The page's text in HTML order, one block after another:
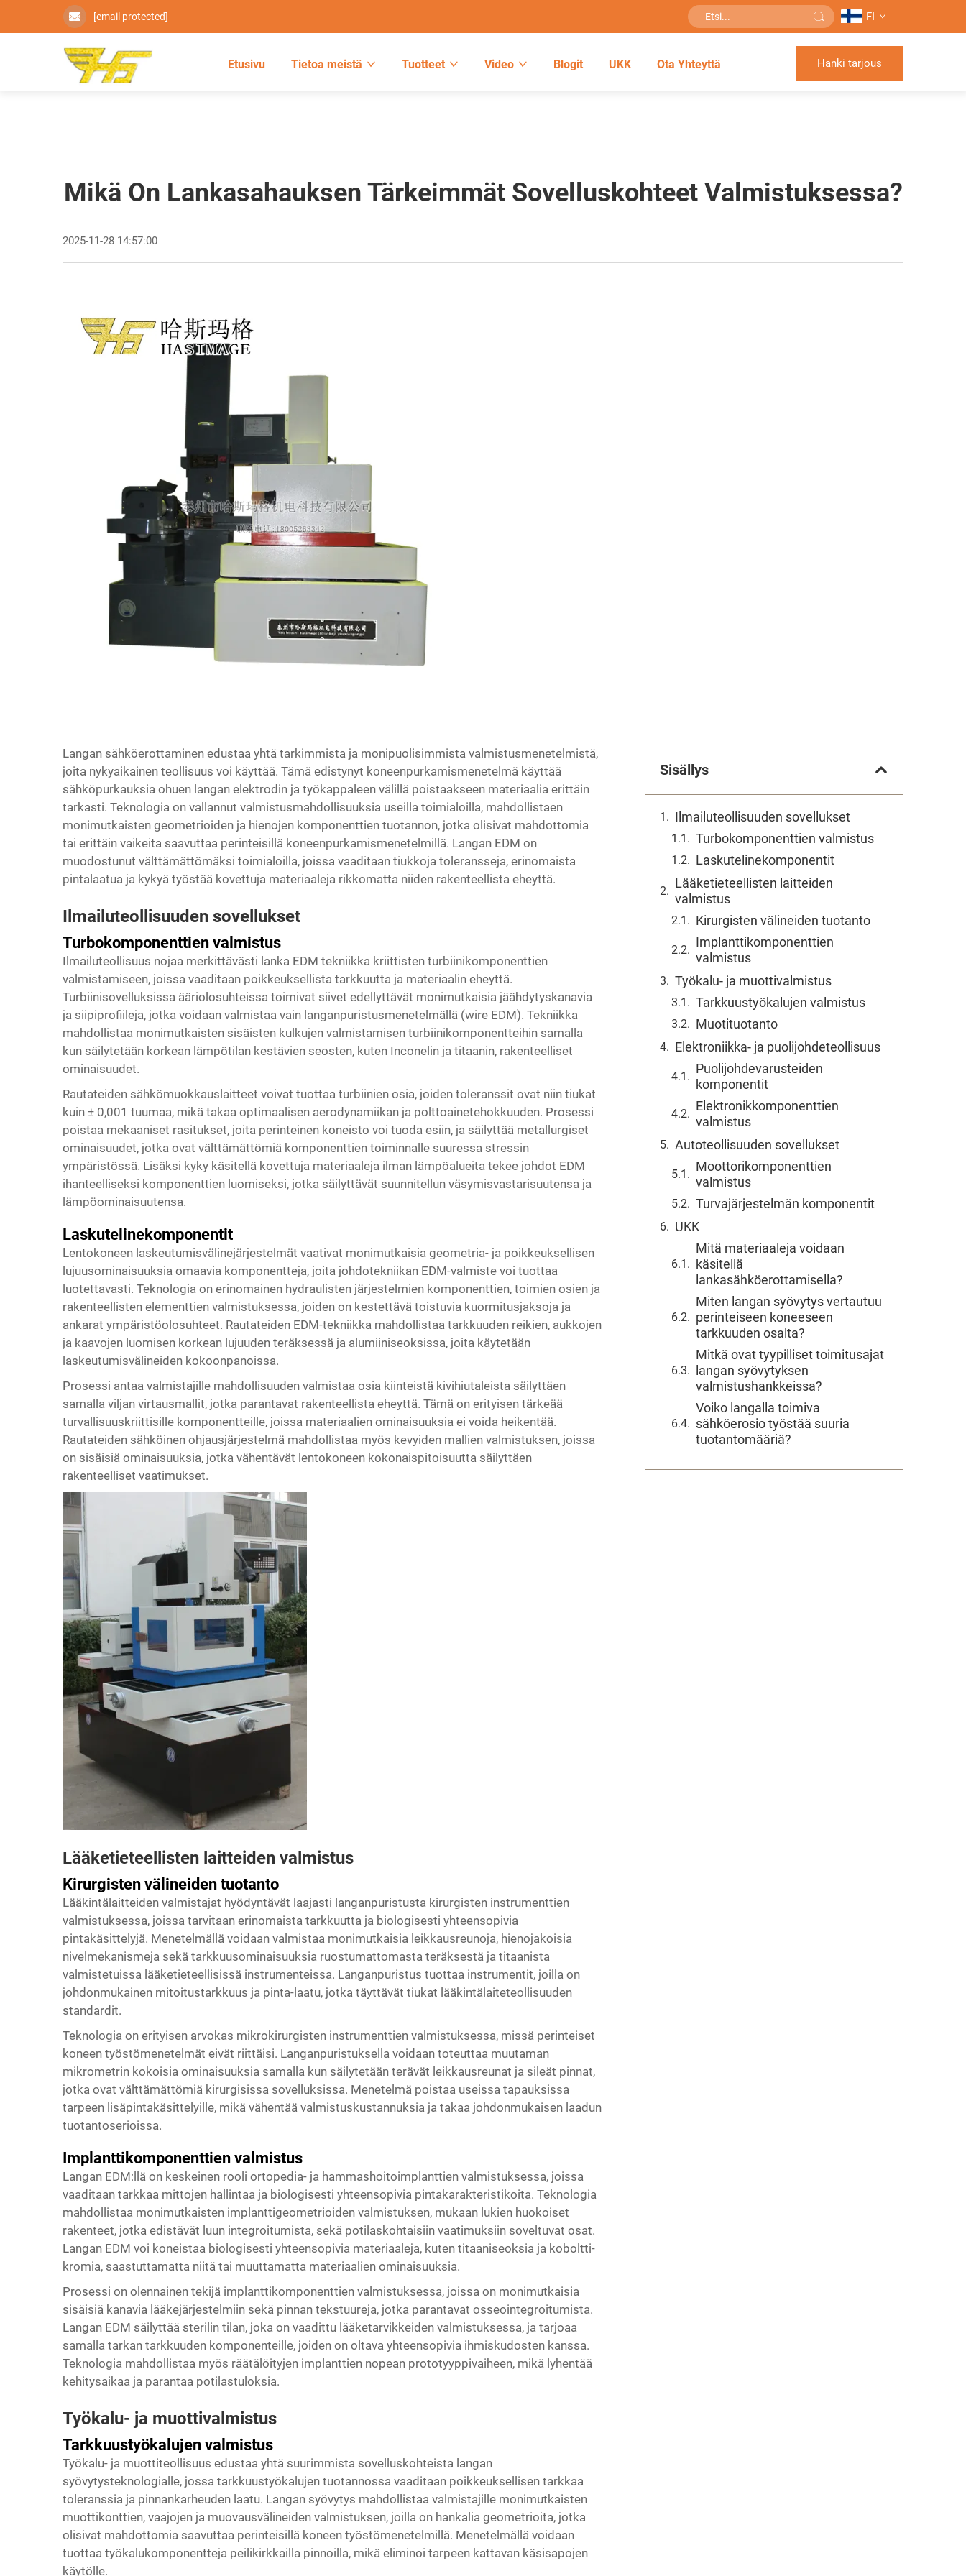
[email protected] FI
Etusivu Tietoa meistä Tuotteet Video Blogit UKK Ota Yhteyttä Hanki tarjous
Mikä On Lankasahauksen Tärkeimmät Sovelluskohteet Valmistuksessa?
2025-11-28 14:57:00
Langan sähköerottaminen edustaa yhtä tarkimmista ja monipuolisimmista valmistusmenetelmistä,
joita nykyaikainen teollisuus voi käyttää. Tämä edistynyt koneenpurkamismenetelmä käyttää
sähköpurkauksia ohuen langan elektrodin ja työkappaleen välillä poistaakseen materiaalia erittäin
tarkasti. Teknologia on vallannut valmistusmahdollisuuksia useilla toimialoilla, mahdollistaen
monimutkaisten geometrioiden ja hienojen komponenttien tuotannon, jotka olisivat mahdottomia
tai erittäin vaikeita saavuttaa perinteisillä koneenpurkamismenetelmillä. Langan EDM on
muodostunut välttämättömäksi toimialoilla, joissa vaaditaan tiukkoja toleransseja, erinomaista
pintalaatua ja kykyä työstää kovettuja materiaaleja rikkomatta niiden rakenteellista eheyttä.
Ilmailuteollisuuden sovellukset
Turbokomponenttien valmistus
Ilmailuteollisuus nojaa merkittävästi lanka EDM tekniikka kriittisten turbiinikomponenttien
valmistamiseen, joissa vaaditaan poikkeuksellista tarkkuutta ja materiaalin eheyttä.
Turbiinisovelluksissa ääriolosuhteissa toimivat siivet edellyttävät monimutkaisia jäähdytyskanavia
ja siipiprofiileja, jotka voidaan valmistaa vain langanpuristusmenetelmällä (wire EDM). Tekniikka
mahdollistaa monimutkaisten sisäisten kulkujen valmistamisen turbiinikomponentteihin samalla
kun säilytetään korkean lämpötilan kestävien seosten, kuten Inconelin ja titaanin, rakenteelliset
ominaisuudet.
Rautateiden sähkömuokkauslaitteet voivat tuottaa turbiinien osia, joiden toleranssit ovat niin tiukat
kuin ± 0,001 tuumaa, mikä takaa optimaalisen aerodynamiikan ja polttoainetehokkuuden. Prosessi
poistaa mekaaniset rasitukset, joita perinteinen koneisto voi tuoda esiin, ja säilyttää metallurgiset
ominaisuudet, jotka ovat välttämättömiä komponenttien toiminnalle suuressa stressin
ympäristössä. Lisäksi kyky käsitellä kovettuja materiaaleja ilman lämpöalueita tekee johdot EDM
ihanteelliseksi komponenttien luomiseksi, jotka säilyttävät suunnitellun väsymisvastarisuutensa ja
lämpöominaisuutensa.
Laskutelinekomponentit
Lentokoneen laskeutumisvälinejärjestelmät vaativat monimutkaisia geometria- ja poikkeuksellisen
lujuusominaisuuksia omaavia komponentteja, joita johdotekniikan EDM-valmiste voi tuottaa
luotettavasti. Teknologia on erinomainen hydraulisten järjestelmien komponenttien, toimien osien ja
rakenteellisten elementtien valmistuksessa, joiden on kestettävä toistuvia kuormitusjaksoja ja
ankarat ympäristöolosuhteet. Rautateiden EDM-tekniikka mahdollistaa tarkkuuden reikien, aukkojen
ja kaavojen luomisen korkean lujuuden teräksessä ja alumiiniseoksissa, joita käytetään
laskeutumisvälineiden kokoonpanoissa.
Prosessi antaa valmistajille mahdollisuuden valmistaa osia kiinteistä kivihiutaleista säilyttäen
samalla viljan virtausmallit, jotka parantavat rakenteellista eheyttä. Tämä on erityisen tärkeää
turvallisuuskriittisille komponentteille, joissa materiaalien ominaisuuksia ei voida heikentää.
Rautateiden sähköinen ohjausjärjestelmä mahdollistaa myös kevyiden mallien valmistuksen, joissa
on sisäisiä ominaisuuksia, jotka vähentävät lentokoneen kokonaispitoisuutta säilyttäen
rakenteelliset vaatimukset.
Lääketieteellisten laitteiden valmistus
Kirurgisten välineiden tuotanto
Lääkintälaitteiden valmistajat hyödyntävät laajasti langanpuristusta kirurgisten instrumenttien
valmistuksessa, joissa tarvitaan erinomaista tarkkuutta ja biologisesti yhteensopivia
pintakäsittelyjä. Menetelmällä voidaan valmistaa monimutkaisia leikkausreunoja, hienojakoisia
nivelmekanismeja sekä tarkkuusominaisuuksia ruostumattomasta teräksestä ja titaanista
valmistetuissa lääketieteellisissä instrumenteissa. Langanpuristus tuottaa instrumentit, joilla on
johdonmukainen mitoitustarkkuus ja pinta-laatu, jotka täyttävät tiukat lääkintälaiteteollisuuden
standardit.
Teknologia on erityisen arvokas mikrokirurgisten instrumenttien valmistuksessa, missä perinteiset
koneen työstömenetelmät eivät riittäisi. Langanpuristuksella voidaan toteuttaa muutaman
mikrometrin kokoisia ominaisuuksia samalla kun säilytetään terävät leikkausreunat ja sileät pinnat,
jotka ovat välttämättömiä kirurgisissa sovelluksissa. Menetelmä poistaa useissa tapauksissa
tarpeen lisäpintakäsittelyille, mikä vähentää valmistuskustannuksia ja takaa johdonmukaisen laadun
tuotantoserioissa.
Implanttikomponenttien valmistus
Langan EDM:llä on keskeinen rooli ortopedia- ja hammashoitoimplanttien valmistuksessa, joissa
vaaditaan tarkkaa mittojen hallintaa ja biologisesti yhteensopivia pintakarakteristikoita. Teknologia
mahdollistaa monimutkaisten implanttigeometrioiden valmistuksen, mukaan lukien huokoiset
rakenteet, jotka edistävät luun integroitumista, sekä potilaskohtaisiin vaatimuksiin soveltuvat osat.
Langan EDM voi koneistaa biologisesti yhteensopivia materiaaleja, kuten titaaniseoksia ja koboltti-
kromia, saastuttamatta niitä tai muuttamatta materiaalien ominaisuuksia.
Prosessi on olennainen tekijä implanttikomponenttien valmistuksessa, joissa on monimutkaisia
sisäisiä kanavia lääkejärjestelmiin sekä pinnan tekstuureja, jotka parantavat osseointegroitumista.
Langan EDM säilyttää sterilin tilan, joka on vaadittu lääketarvikkeiden valmistuksessa, ja tarjoaa
samalla tarkan tarkkuuden komponenteille, joiden on oltava yhteensopivia ihmiskudosten kanssa.
Teknologia mahdollistaa myös räätälöityjen implanttien nopean prototyyppivaiheen, mikä lyhentää
kehitysaikaa ja parantaa potilastuloksia.
Työkalu- ja muottivalmistus
Tarkkuustyökalujen valmistus
Työkalu- ja muottiteollisuus edustaa yhtä suurimmista sovelluskohteista langan
syövytysteknologialle, jossa tarkkuustyökalujen tuotannossa vaaditaan poikkeuksellisen tarkkaa
toleranssia ja pinnankarheuden laatu. Langan syövytys mahdollistaa valmistajille monimutkaisten
muottikonttien, vaajojen ja muovausvälineiden valmistuksen, joilla on hankalia geometrioita, jotka
olisivat mahdottomia saavuttaa perinteisillä koneen työstömenetelmillä. Menetelmällä voidaan
tuottaa työkalukomponentteja peilikirkkailla pinnoilla, mikä eliminoi tarpeen kattavan käsisapojen
käytölle.
Sisällys
Ilmailuteollisuuden sovellukset
Turbokomponenttien valmistus
Laskutelinekomponentit
Lääketieteellisten laitteiden
valmistus
Kirurgisten välineiden tuotanto
Implanttikomponenttien
valmistus
Työkalu- ja muottivalmistus
Tarkkuustyökalujen valmistus
Muotituotanto
Elektroniikka- ja puolijohdeteollisuus
Puolijohdevarusteiden
komponentit
Elektronikkomponenttien
valmistus
Autoteollisuuden sovellukset
Moottorikomponenttien
valmistus
Turvajärjestelmän komponentit
UKK
Mitä materiaaleja voidaan
käsitellä
lankasähköerottamisella?
Miten langan syövytys vertautuu
perinteiseen koneeseen
tarkkuuden osalta?
Mitkä ovat tyypilliset toimitusajat
langan syövytyksen
valmistushankkeissa?
Voiko langalla toimiva
sähköerosio työstää suuria
tuotantomääriä?